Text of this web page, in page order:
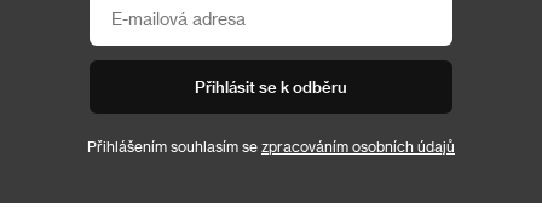
Přihlásit se k odběru
Přihlášením souhlasím se zpracováním osobních údajů